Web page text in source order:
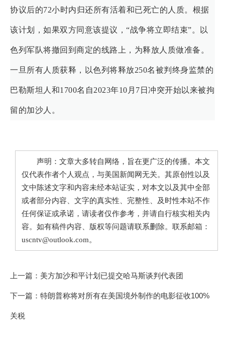
协议后的72小时内归还所有活着和已死亡的人质。根据
该计划，如果双方同意该提议，“战争将立即结束”。以
色列军队将撤回到商定的线路上，为释放人质做准备。
一旦所有人质获释，以色列将释放250名被判终身监禁的
巴勒斯坦人和1700名自2023年10月7日冲突开始以来被拘
留的加沙人。
声明：文章大多转自网络，旨在更广泛的传播。本文
仅代表作者个人观点，与美国新闻网无关。其原创性以及
文中陈述文字和内容未经本站证实，对本文以及其中全部
或者部分内容、文字的真实性、完整性、及时性本站不作
任何保证或承诺，请读者仅作参考，并请自行核实相关内
容。如有稿件内容、版权等问题请联系删除。联系邮箱：
uscntv@outlook.com。
上一篇： 美方加沙和平计划已提交哈马斯谈判代表团
下一篇： 特朗普称将对所有在美国境外制作的电影征收100%
关税